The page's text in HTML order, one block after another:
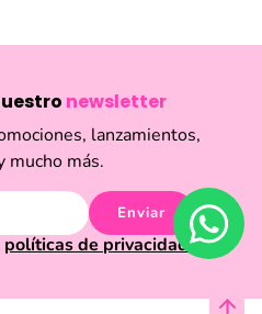
lanzamientos,
mucho más.
Enviar
políticas de privacidad.